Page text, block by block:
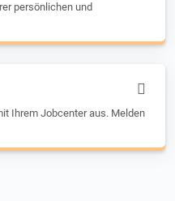
persönlichen und
Ihrem Jobcenter aus. Melden